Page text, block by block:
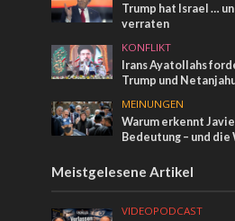
Trump hat Israel …
verraten
KONFLIKT
Irans Ayatollahs
Trump und
MEINUNGEN
Warum erkennt
Bedeutung – und
Meistgelesene Artikel
VIDEOPODCAST